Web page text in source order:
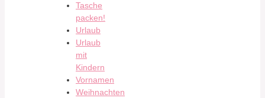
Tasche
packen!
Urlaub
Urlaub
mit
Kindern
Vornamen
Weihnachten